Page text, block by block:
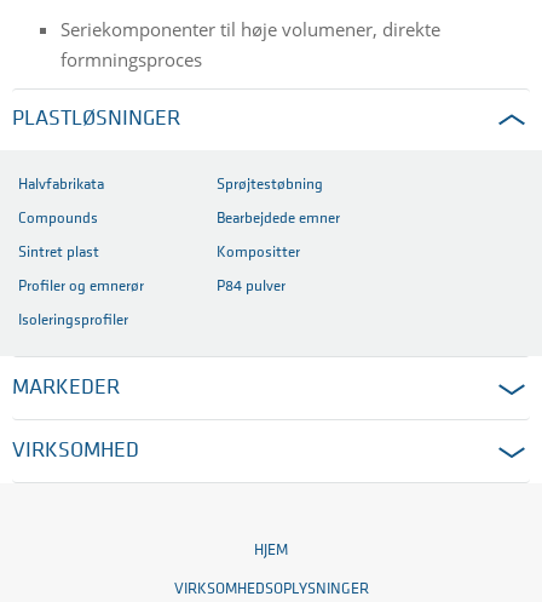
Seriekomponenter til høje volumener, direkte
formningsproces
PLASTLØSNINGER
Halvfabrikata
Compounds
Sintret plast
Profiler og emnerør
Sprøjtestøbning
Bearbejdede emner
Kompositter
P84 pulver
Isoleringsprofiler
MARKEDER
VIRKSOMHED
HJEM
VIRKSOMHEDSOPLYSNINGER